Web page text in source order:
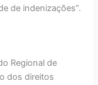
de indenizações”.
Regional de
dos direitos